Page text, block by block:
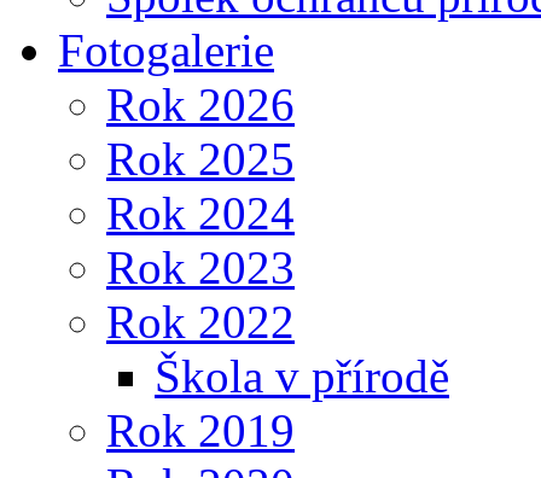
Fotogalerie
Rok 2026
Rok 2025
Rok 2024
Rok 2023
Rok 2022
Škola v přírodě
Rok 2019